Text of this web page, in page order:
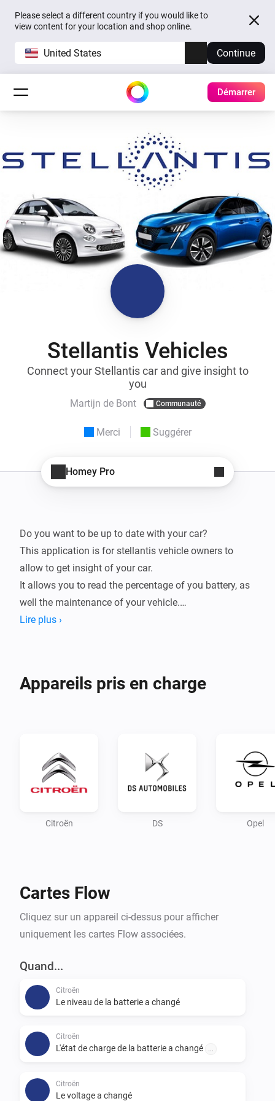
Please select a different country if you would like to
view content for your location and shop online.
United States Continue
Démarrer
Stellantis Vehicles
Connect your Stellantis car and give insight to
you
Martijn de Bont Communauté
Merci Suggérer
Homey Pro
Do you want to be up to date with your car?
This application is for stellantis vehicle owners to
allow to get insight of your car.
It allows you to read the percentage of you battery, as
well the maintenance of your vehicle.
Use the PC/browser to login to you account and setup
your connection.
As the connection for remote commands is different
andreadegiovine on github for his Home Assistant
integration
Lire plus ›
Appareils pris en charge
Citroën DS Opel
Cartes Flow
Cliquez sur un appareil ci-dessus pour afficher
uniquement les cartes Flow associées.
Quand...
Citroën
Le niveau de la batterie a changé
Citroën
L'état de charge de la batterie a changé
Citroën
Le voltage a changé